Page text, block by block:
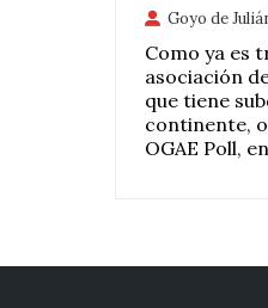
Goyo de
Como ya es
asociación
que tiene
continente,
OGAE Poll,